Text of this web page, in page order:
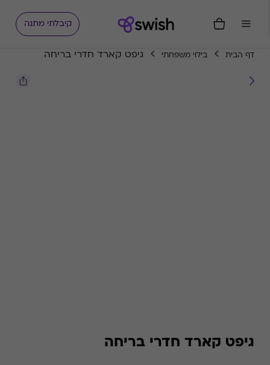
קיבלתי מתנה
דף הבית בילוי משפחתי גיפט קארד חדרי בריחה
גיפט קארד חדרי בריחה